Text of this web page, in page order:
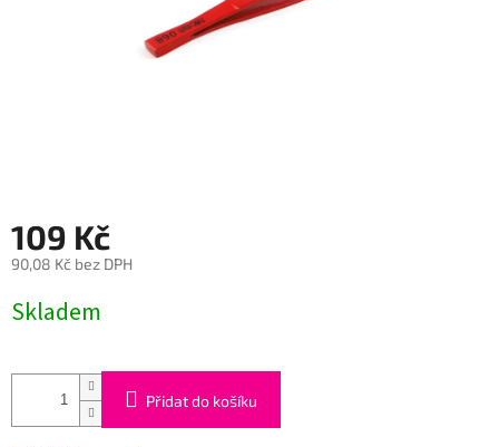
109 Kč
90,08 Kč bez DPH
cena:
Skladem
Přidat do košíku